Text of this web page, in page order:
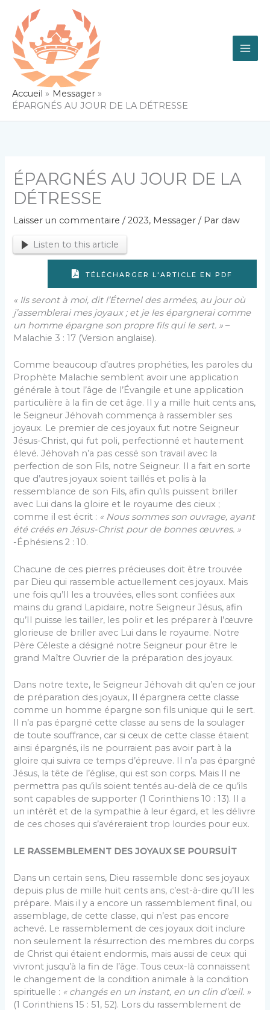
contenu
Accueil
Messager
ÉPARGNÉS AU JOUR DE LA DÉTRESSE
ÉPARGNÉS AU JOUR DE LA
DÉTRESSE
Laisser un commentaire /2023, Messager / Par daw
Listen to this article
TÉLÉCHARGER L'ARTICLE EN PDF
« Ils seront à moi, dit l’Éternel des armées, au jour où
j’assemblerai mes joyaux ; et je les épargnerai comme
un homme épargne son propre fils qui le sert. » –
Malachie 3 : 17 (Version anglaise).
Comme beaucoup d’autres prophéties, les paroles du
Prophète Malachie semblent avoir une application
générale à tout l’âge de l’Évangile et une application
particulière à la fin de cet âge. Il y a mille huit cents ans,
le Seigneur Jéhovah commença à rassembler ses
joyaux. Le premier de ces joyaux fut notre Seigneur
Jésus-Christ, qui fut poli, perfectionné et hautement
élevé. Jéhovah n’a pas cessé son travail avec la
perfection de son Fils, notre Seigneur. Il a fait en sorte
que d’autres joyaux soient taillés et polis à la
ressemblance de son Fils, afin qu’ils puissent briller
avec Lui dans la gloire et le royaume des cieux ;
comme il est écrit : « Nous sommes son ouvrage, ayant
été créés en Jésus-Christ pour de bonnes œuvres. »
-Éphésiens 2 : 10.
Chacune de ces pierres précieuses doit être trouvée
par Dieu qui rassemble actuellement ces joyaux. Mais
une fois qu’Il les a trouvées, elles sont confiées aux
mains du grand Lapidaire, notre Seigneur Jésus, afin
qu’Il puisse les tailler, les polir et les préparer à l’œuvre
glorieuse de briller avec Lui dans le royaume. Notre
Père Céleste a désigné notre Seigneur pour être le
grand Maître Ouvrier de la préparation des joyaux.
Dans notre texte, le Seigneur Jéhovah dit qu’en ce jour
de préparation des joyaux, Il épargnera cette classe
comme un homme épargne son fils unique qui le sert.
Il n’a pas épargné cette classe au sens de la soulager
de toute souffrance, car si ceux de cette classe étaient
ainsi épargnés, ils ne pourraient pas avoir part à la
gloire qui suivra ce temps d’épreuve. Il n’a pas épargné
Jésus, la tête de l’église, qui est son corps. Mais Il ne
permettra pas qu’ils soient tentés au-delà de ce qu’ils
sont capables de supporter (1 Corinthiens 10 : 13). Il a
un intérêt et de la sympathie à leur égard, et les délivre
de ces choses qui s’avéreraient trop lourdes pour eux.
LE RASSEMBLEMENT DES JOYAUX SE POURSUİT
Dans un certain sens, Dieu rassemble donc ses joyaux
depuis plus de mille huit cents ans, c’est-à-dire qu’Il les
prépare. Mais il y a encore un rassemblement final, ou
assemblage, de cette classe, qui n’est pas encore
achevé. Le rassemblement de ces joyaux doit inclure
non seulement la résurrection des membres du corps
de Christ qui étaient endormis, mais aussi de ceux qui
vivront jusqu’à la fin de l’âge. Tous ceux-là connaissent
le changement de la condition animale à la condition
spirituelle : « changés en un instant, en un clin d’œil. »
(1 Corinthiens 15 : 51, 52). Lors du rassemblement de